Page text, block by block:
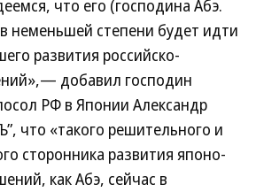
что его (господина Абэ.
неменьшей степени будет идти
развития российско-
добавил господин
РФ в Японии Александр
что «такого решительного и
сторонника развития японо-
как Абэ, сейчас в